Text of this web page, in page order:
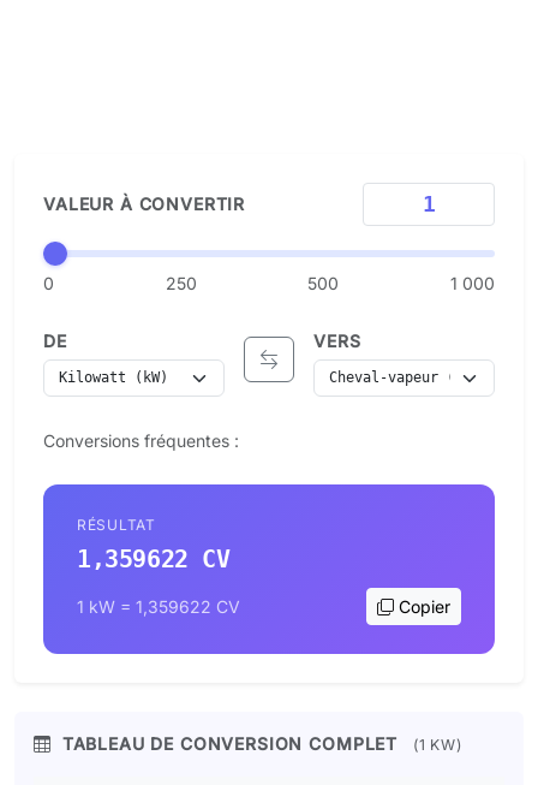
VALEUR À CONVERTIR
0 250 500 1 000
DE VERS
Conversions fréquentes :
RÉSULTAT
1,359622 CV
1 kW = 1,359622 CV Copier
TABLEAU DE CONVERSION COMPLET (1 KW)